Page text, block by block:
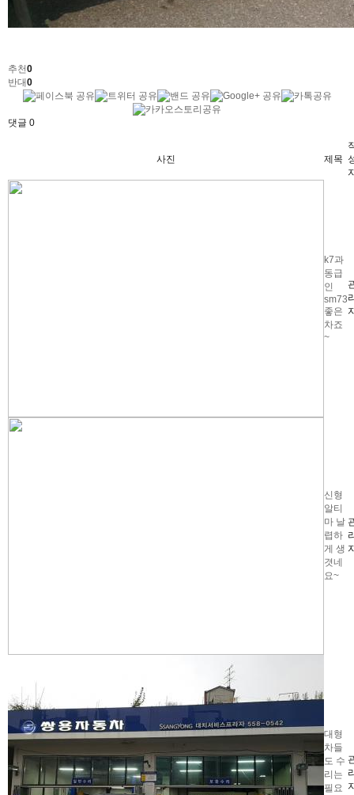
추천0
반대0
댓글 0
사진 제목
k7과
동급
인
sm73
좋은
차죠
~
신형
알티
마 날
렵하
게 생
겻네
요~
대형
차들
도 수
리는
필요